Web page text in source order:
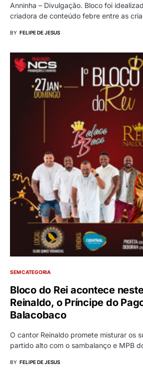
Anninha – Divulgação. Bloco foi
criadora de conteúdo febre entre as
BY FELIPE DE JESUS
SEM CATEGORIA
Bloco do Rei acontece
Reinaldo, o Príncipe do
Balacobaco
O cantor Reinaldo promete misturar os
partido alto com o sambalanço e MPB
BY FELIPE DE JESUS